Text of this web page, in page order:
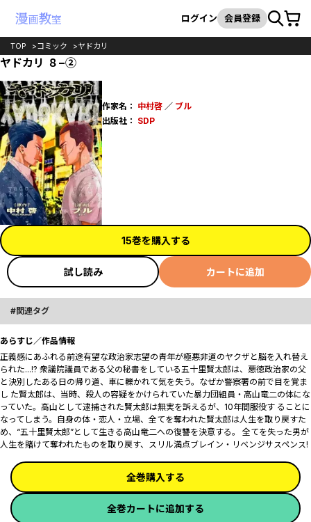
検索
ログイン 会員登録カート
TOP コミック ヤドカリ
ヤドカリ ８−②
作家名： 中村啓／ ブル
出版社： SDP
15巻を購入する
試し読み カートに追加
関連タグ
あらすじ／作品情報
正義感にあふれる前途有望な政治家志望の青年が極悪非道のヤクザと脳を入れ替え
られた...!? 衆議院議員である父の秘書をしている五十里賢太郎は、悪徳政治家の父
と決別したある日の帰り道、車に轢かれて気を失う。なぜか警察署の前で目を覚ま
し た賢太郎は、当時、殺人の容疑をかけられていた暴力団組員・高山竜二の体にな
っていた。高山として逮捕された賢太郎は無実を訴えるが、10年間服役す ることに
なってしまう。自身の体・恋人・立場、全てを奪われた賢太郎は人生を取り戻すた
め、“五十里賢太郎”として生きる高山竜二への復讐を決意する。 全てを失った男が
人生を賭けて奪われたものを取り戻す、スリル満点ブレイン・リベンジサスペンス!
全巻購入する
全巻カートに追加する